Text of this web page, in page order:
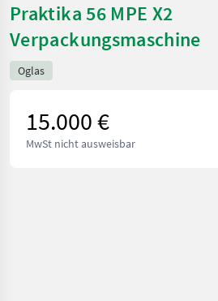
Praktika 56 MPE X2
Verpackungsmaschine
Oglas
15.000 €
MwSt nicht ausweisbar